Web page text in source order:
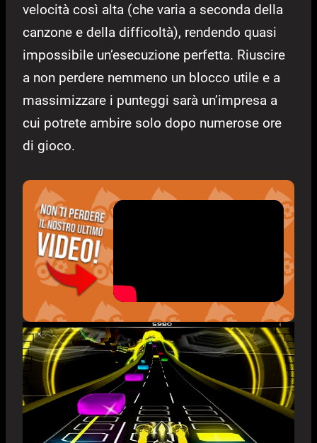
velocità così alta (che varia a seconda della
canzone e della difficoltà), rendendo quasi
impossibile un’esecuzione perfetta. Riuscire
a non perdere nemmeno un blocco utile e a
massimizzare i punteggi sarà un’impresa a
cui potrete ambire solo dopo numerose ore
di gioco.